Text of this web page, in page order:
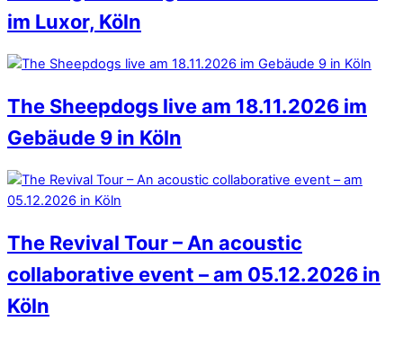
im Luxor, Köln
The Sheepdogs live am 18.11.2026 im
Gebäude 9 in Köln
The Revival Tour – An acoustic
collaborative event – am 05.12.2026 in
Köln